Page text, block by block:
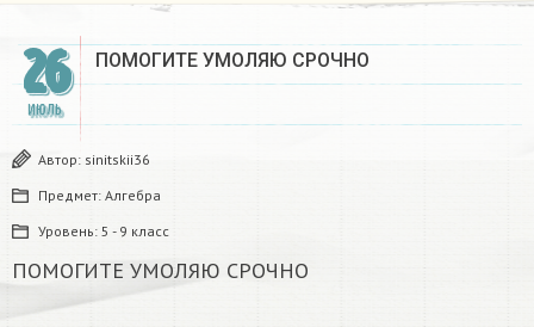
26
ИЮЛЬ
ПОМОГИТЕ УМОЛЯЮ СРОЧНО
Автор: sinitskii36
Предмет: Алгебра
Уровень: 5 - 9 класс
ПОМОГИТЕ УМОЛЯЮ СРОЧНО